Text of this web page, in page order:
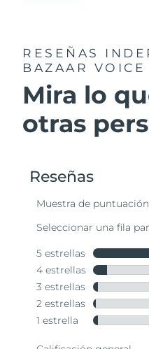
RESEÑAS
BAZAAR VOICE
Mira lo
otras